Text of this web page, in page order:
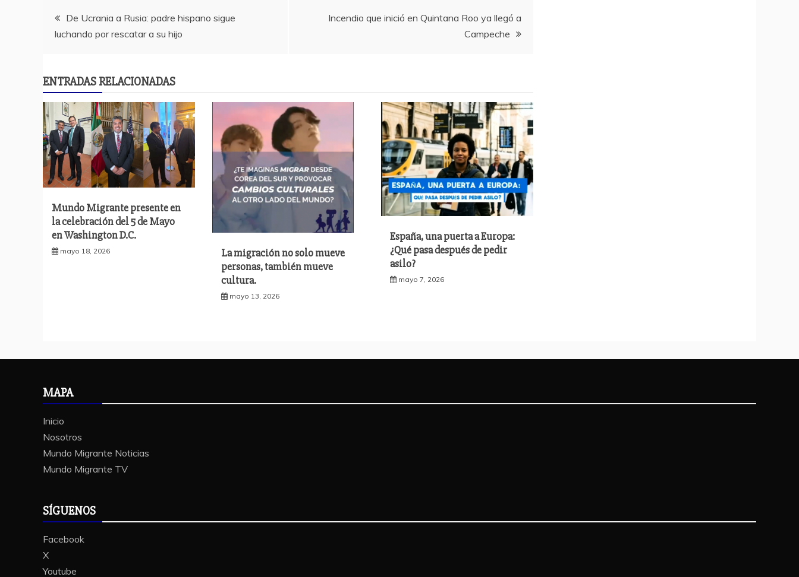
Navegación
de
entradas
De Ucrania a Rusia: padre hispano sigue
luchando por rescatar a su hijo
Incendio que inició en Quintana Roo ya llegó a
Campeche
ENTRADAS RELACIONADAS
Mundo Migrante presente en
la celebración del 5 de Mayo
en Washington D.C.
mayo 18, 2026
La migración no solo mueve
personas, también mueve
cultura.
mayo 13, 2026
España, una puerta a Europa:
¿Qué pasa después de pedir
asilo?
mayo 7, 2026
MAPA
Inicio
Nosotros
Mundo Migrante Noticias
Mundo Migrante TV
SÍGUENOS
Facebook
X
Youtube